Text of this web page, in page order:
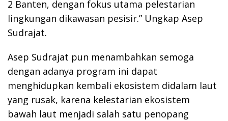
2 Banten, dengan fokus utama pelestarian
lingkungan dikawasan pesisir.” Ungkap Asep
Sudrajat.
Asep Sudrajat pun menambahkan semoga
dengan adanya program ini dapat
menghidupkan kembali ekosistem didalam laut
yang rusak, karena kelestarian ekosistem
bawah laut menjadi salah satu penopang